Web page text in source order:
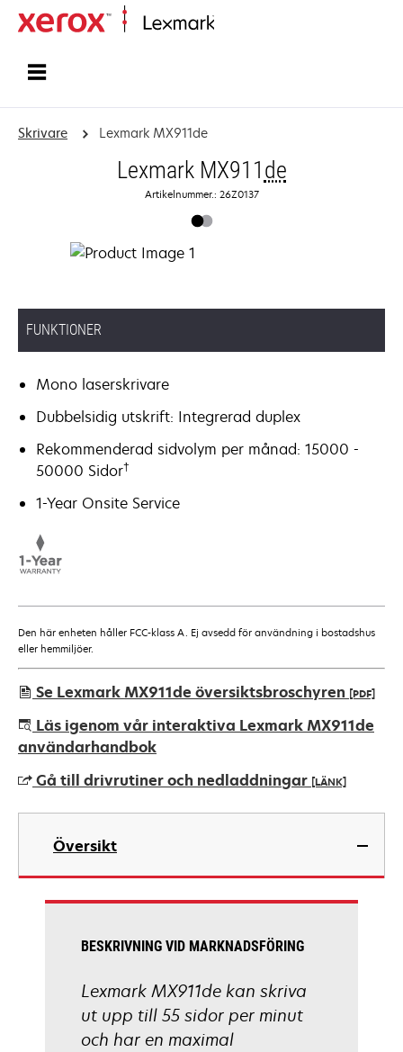
Skrivare Lexmark MX911de
Lexmark MX911 de
Artikelnummer.: 26Z0137
FUNKTIONER
Mono laserskrivare
Dubbelsidig utskrift: Integrerad duplex
Rekommenderad sidvolym per månad: 15000 -
50000 Sidor†
1-Year Onsite Service
Den här enheten håller FCC-klass A. Ej avsedd för användning i bostadshus
eller hemmiljöer.
Se Lexmark MX911de översiktsbroschyren [PDF]
opens
in
new
tab
Läs igenom vår interaktiva Lexmark MX911de
användarhandbok
Gå till drivrutiner och nedladdningar [LÄNK]
opens
new
Översikt
BESKRIVNING VID MARKNADSFÖRING
Lexmark MX911de kan skriva
ut upp till 55 sidor per minut
och har en maximal